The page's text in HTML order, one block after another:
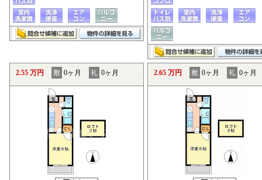
2.55 万円 敷 0ヶ月 礼 0ヶ月 2.65 万円 敷 0ヶ月 礼 0ヶ月